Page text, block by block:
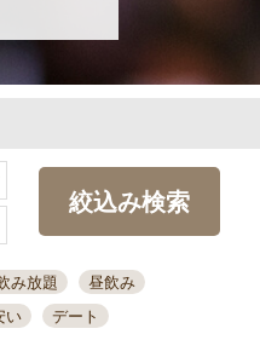
絞込み検索
み放題
昼飲み
い
デート